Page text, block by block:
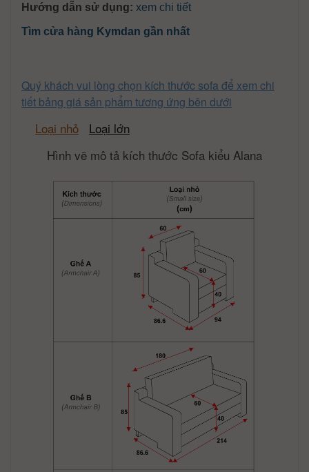
Hướng dẫn sử dụng: xem chi tiết
Tìm cửa hàng Kymdan gần nhất
Quý khách vui lòng chọn kích thước sofa để xem chi
tiết bảng giá sản phẩm tương ứng bên dưới
Loại nhỏ
Loại lớn
Hình vẽ mô tả kích thước Sofa kiểu Alana